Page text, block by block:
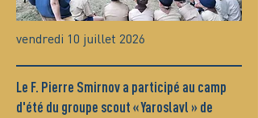
vendredi 10 juillet 2026
Le F. Pierre Smirnov a participé au camp
d'été du groupe scout « Yaroslavl » de